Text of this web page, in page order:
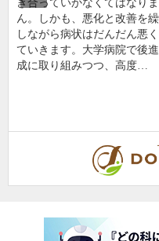
き合っていかなくてはなり
ん。しかも、悪化と改善を
しながら病状はだんだん悪
ていきます。大学病院で後
成に取り組みつつ、高度…